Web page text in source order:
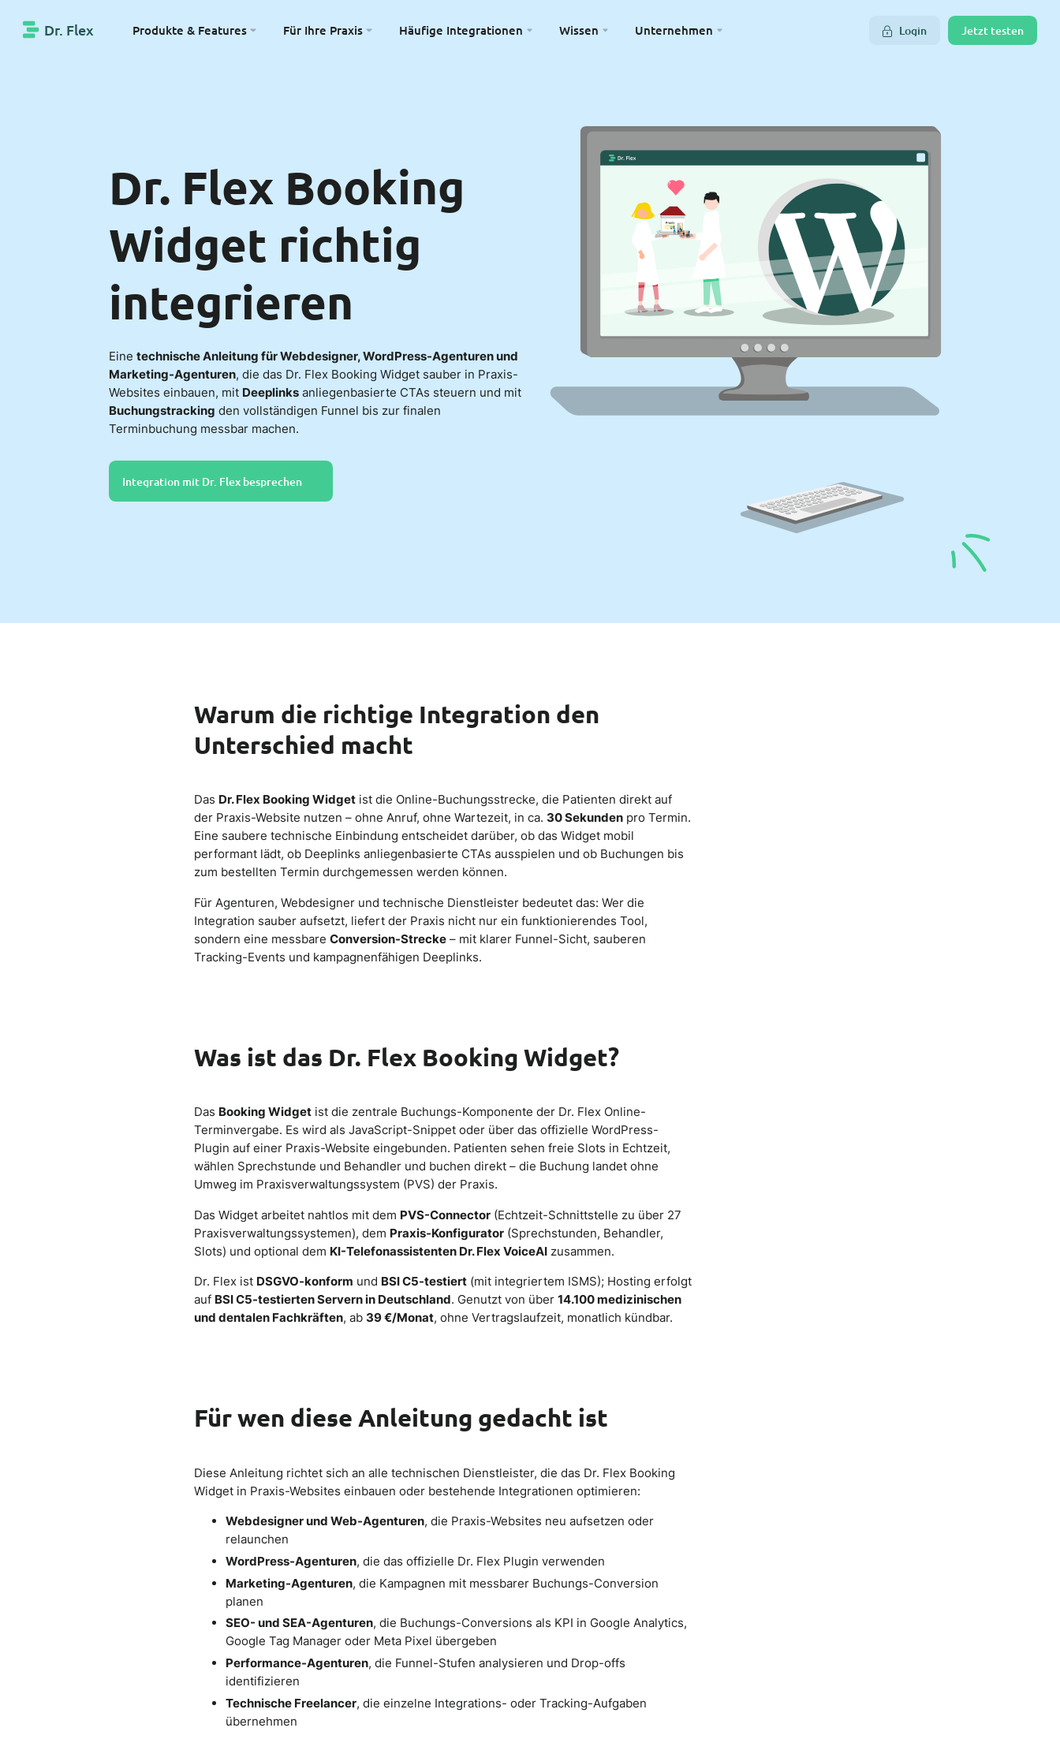
Dr. Flex Produkte & Features Für Ihre Praxis Häufige Integrationen Wissen Unternehmen Login Jetzt testen
Dr. Flex Booking
Widget richtig
integrieren
Eine technische Anleitung für Webdesigner, WordPress-Agenturen und
Marketing-Agenturen, die das Dr. Flex Booking Widget sauber in Praxis-
Websites einbauen, mit Deeplinksanliegenbasierte CTAs steuern und mit
Buchungstracking den vollständigen Funnel bis zur finalen
Terminbuchung messbar machen.
Integration mit Dr. Flex besprechen
Warum die richtige Integration den
Unterschied macht
Das Dr. Flex Booking Widget ist die Online-Buchungsstrecke, die Patienten direkt auf
der Praxis-Website nutzen – ohne Anruf, ohne Wartezeit, in ca.30 Sekunden pro Termin.
Eine saubere technische Einbindung entscheidet darüber, ob das Widget mobil
performant lädt, ob Deeplinks anliegenbasierte CTAs ausspielen und ob Buchungen bis
zum bestellten Termin durchgemessen werden können.
Für Agenturen, Webdesigner und technische Dienstleister bedeutet das: Wer die
Integration sauber aufsetzt, liefert der Praxis nicht nur ein funktionierendes Tool,
sondern eine messbareConversion-Strecke – mit klarer Funnel-Sicht, sauberen
Tracking-Events und kampagnenfähigen Deeplinks.
Was ist das Dr. Flex Booking Widget?
Das Booking Widget ist die zentrale Buchungs-Komponente der Dr. Flex Online-
Terminvergabe. Es wird als JavaScript-Snippet oder über das offizielle WordPress-
Plugin auf einer Praxis-Website eingebunden. Patienten sehen freie Slots in Echtzeit,
wählen Sprechstunde und Behandler und buchen direkt – die Buchung landet ohne
Umweg im Praxisverwaltungssystem (PVS) der Praxis.
Das Widget arbeitet nahtlos mit dem PVS-Connector (Echtzeit-Schnittstelle zu über 27
Praxisverwaltungssystemen), dem Praxis-Konfigurator (Sprechstunden, Behandler,
Slots) und optional dem KI-Telefonassistenten Dr. Flex VoiceAI zusammen.
Dr. Flex ist DSGVO-konform und BSI C5-testiert (mit integriertem ISMS); Hosting erfolgt
auf BSI C5-testierten Servern in Deutschland. Genutzt von über14.100 medizinischen
und dentalen Fachkräften, ab39 €/Monat, ohne Vertragslaufzeit, monatlich kündbar.
Für wen diese Anleitung gedacht ist
Diese Anleitung richtet sich an alle technischen Dienstleister, die das Dr. Flex Booking
Widget in Praxis-Websites einbauen oder bestehende Integrationen optimieren:
Webdesigner und Web-Agenturen, die Praxis-Websites neu aufsetzen oder
relaunchen
WordPress-Agenturen, die das offizielle Dr. Flex Plugin verwenden
Marketing-Agenturen, die Kampagnen mit messbarer Buchungs-Conversion
planen
SEO- und SEA-Agenturen, die Buchungs-Conversions als KPI in Google Analytics,
Google Tag Manager oder Meta Pixel übergeben
Performance-Agenturen, die Funnel-Stufen analysieren und Drop-offs
identifizieren
Technische Freelancer, die einzelne Integrations- oder Tracking-Aufgaben
übernehmen